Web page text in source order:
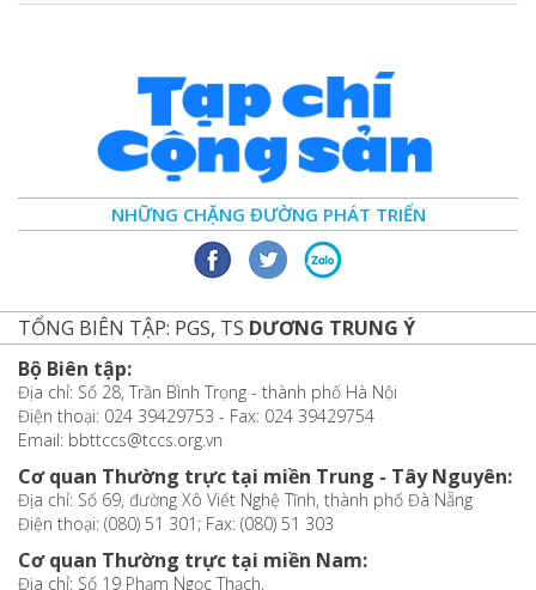
NHỮNG CHẶNG ĐƯỜNG PHÁT TRIỂN
TỔNG BIÊN TẬP: PGS, TS DƯƠNG TRUNG Ý
Bộ Biên tập:
Địa chỉ: Số 28, Trần Bình Trọng - thành phố Hà Nội
Điện thoại: 024 39429753 - Fax: 024 39429754
Email: bbttccs@tccs.org.vn
Cơ quan Thường trực tại miền Trung - Tây Nguyên:
Địa chỉ: Số 69, đường Xô Viết Nghệ Tĩnh, thành phố Đà Nẵng
Điện thoại: (080) 51 301; Fax: (080) 51 303
Cơ quan Thường trực tại miền Nam:
Địa chỉ: Số 19 Phạm Ngọc Thạch,